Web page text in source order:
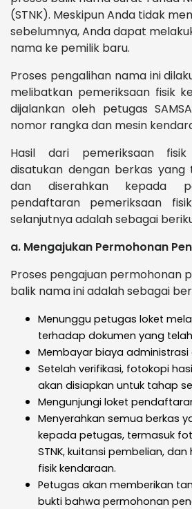
(STNK). Meskipun Anda tidak
sebelumnya, Anda dapat
nama ke pemilik baru.
Proses pengalihan nama ini
melibatkan pemeriksaan fisik
dijalankan oleh petugas
nomor rangka dan mesin
Hasil dari pemeriksaan
disatukan dengan berkas yang
dan diserahkan kepada
pendaftaran pemeriksaan
selanjutnya adalah sebagai
a. Mengajukan Permohonan
Proses pengajuan permohonan
balik nama ini adalah sebagai
Menunggu petugas loket
terhadap dokumen yang
Membayar biaya administrasi
Setelah verifikasi, fotokopi
akan disiapkan untuk tahap
Mengunjungi loket
Menyerahkan semua berkas
kepada petugas, termasuk
STNK, kuitansi pembelian,
fisik kendaraan.
Petugas akan memberikan
bukti bahwa permohonan